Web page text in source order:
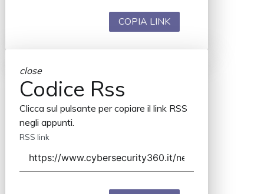
COPIA LINK
close
Codice Rss
Clicca sul pulsante per copiare il link RSS
negli appunti.
RSS link